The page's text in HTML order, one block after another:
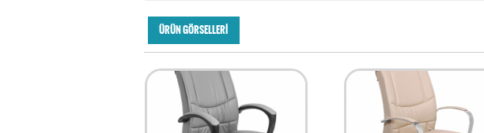
ÜRÜN GÖRSELLERİ